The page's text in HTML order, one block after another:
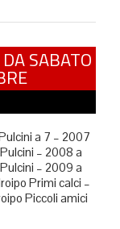
SABATO
a 7 – 2007
– 2008 a
– 2009 a
Primi calci –
Piccoli amici